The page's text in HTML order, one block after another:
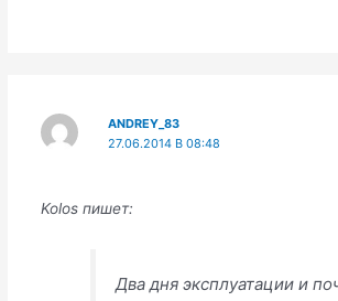
ANDREY_83
27.06.2014 В 08:48
Kolos пишет:
Два дня эксплуатации и